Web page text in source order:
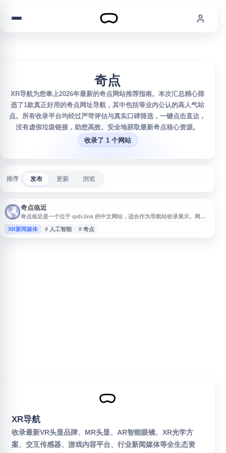
奇点
XR导航为您奉上2026年最新的奇点网站推荐指南。本次汇总精心筛
选了1款真正好用的奇点网址导航，其中包括等业内公认的高人气站
点。所有收录平台均经过严苛评估与真实口碑筛选，一键点击直达，
没有虚假垃圾链接，助您高效、安全地获取最新奇点核心资源。
收录了 1 个网站
排序 发布 更新 浏览
奇点临近
奇点临近是一个位于 qidi.link 的中文网站，适合作为导航站收录展示。网站
名称围绕“奇点”“临近”等概念展开，可用于关注科技趋势、未来话题、人工智
能发展及相关信息资源的用户进行访问了解。由于当前可用资料有限，建议用
XR新闻媒体 # 人工智能 # 奇点
XR导航
收录最新VR头显品牌、MR头显、AR智能眼镜、XR光学方
案、交互传感器、游戏内容平台、行业新闻媒体等全生态资